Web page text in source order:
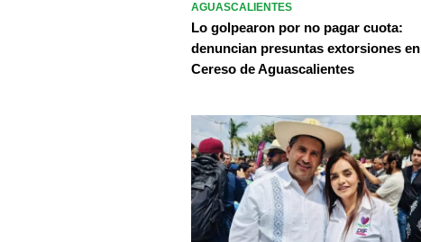
AGUASCALIENTES
Lo golpearon por no pagar cuota:
denuncian presuntas extorsiones en
Cereso de Aguascalientes